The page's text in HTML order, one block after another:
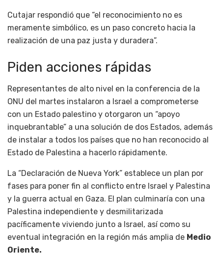
Cutajar respondió que “el reconocimiento no es
meramente simbólico, es un paso concreto hacia la
realización de una paz justa y duradera”.
Piden acciones rápidas
Representantes de alto nivel en la conferencia de la
ONU del martes instalaron a Israel a comprometerse
con un Estado palestino y otorgaron un “apoyo
inquebrantable” a una solución de dos Estados, además
de instalar a todos los países que no han reconocido al
Estado de Palestina a hacerlo rápidamente.
La “Declaración de Nueva York” establece un plan por
fases para poner fin al conflicto entre Israel y Palestina
y la guerra actual en Gaza. El plan culminaría con una
Palestina independiente y desmilitarizada
pacíficamente viviendo junto a Israel, así como su
eventual integración en la región más amplia de Medio
Oriente.